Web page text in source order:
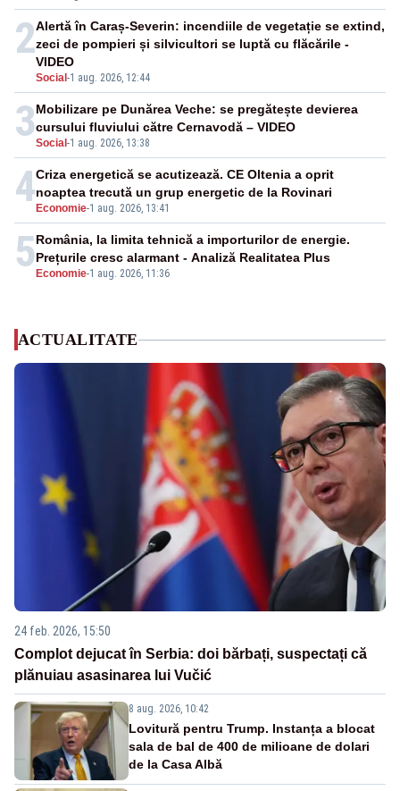
2
Social -1 aug. 2026, 12:44
Alertă în Caraș-Severin: incendiile de vegetație se extind,
zeci de pompieri și silvicultori se luptă cu flăcările -
VIDEO
3Social -1 aug. 2026, 13:38
Mobilizare pe Dunărea Veche: se pregătește devierea
cursului fluviului către Cernavodă – VIDEO
4 Economie-1 aug. 2026, 13:41
Criza energetică se acutizează. CE Oltenia a oprit
noaptea trecută un grup energetic de la Rovinari
5 Economie-1 aug. 2026, 11:36
România, la limita tehnică a importurilor de energie.
Prețurile cresc alarmant - Analiză Realitatea Plus
ACTUALITATE
24 feb. 2026, 15:50
Complot dejucat în Serbia: doi bărbați, suspectați că
plănuiau asasinarea lui Vučić
8 aug. 2026, 10:42
Lovitură pentru Trump. Instanța a blocat
sala de bal de 400 de milioane de dolari
de la Casa Albă